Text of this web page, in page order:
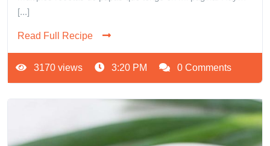
[...]
Read Full Recipe
3170 views 3:20 PM 0 Comments